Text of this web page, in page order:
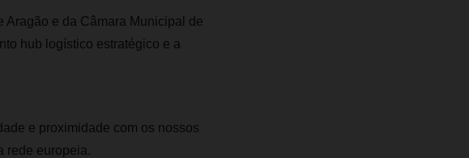
Aragão e da Câmara Municipal de
hub logístico estratégico e a
e proximidade com os nossos
rede europeia.